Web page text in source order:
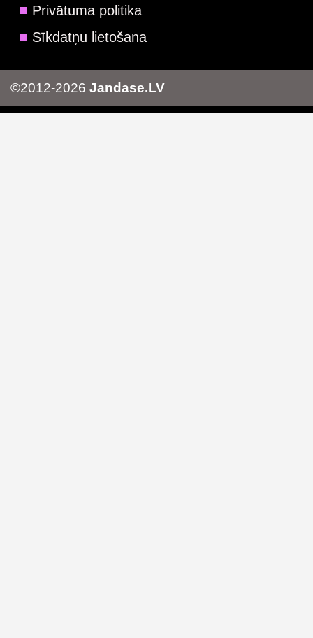
Privātuma politika
Sīkdatņu lietošana
©2012-2026 Jandase.LV